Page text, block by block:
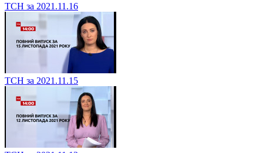
ТСН за 2021.11.16
ТСН за 2021.11.15